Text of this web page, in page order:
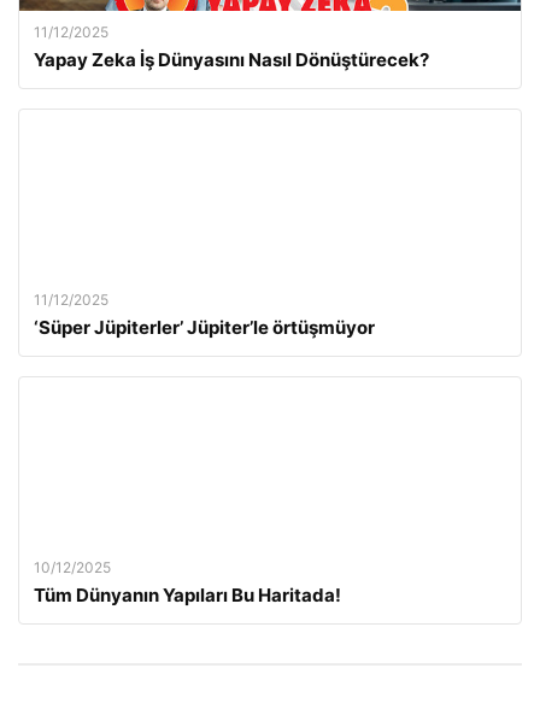
11/12/2025
Yapay Zeka İş Dünyasını Nasıl Dönüştürecek?
11/12/2025
‘Süper Jüpiterler’ Jüpiter’le örtüşmüyor
10/12/2025
Tüm Dünyanın Yapıları Bu Haritada!